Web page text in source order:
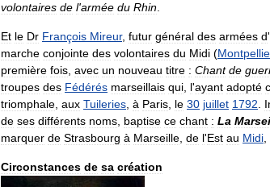
volontaires de l'armée du Rhin
Et le Dr François Mireur, futur général des armées d'
marche conjointe des volontaires du Midi (
première fois avec un nouveau titre : Chant de
troupes des Fédérés marseillais qui l'ayant adopté
triomphale aux Tuileries à Paris le 30 juillet 1792
de ses différents noms baptise ce chant : La
marquer de Strasbourg à Marseille de l'Est au Midi
Circonstances de sa création